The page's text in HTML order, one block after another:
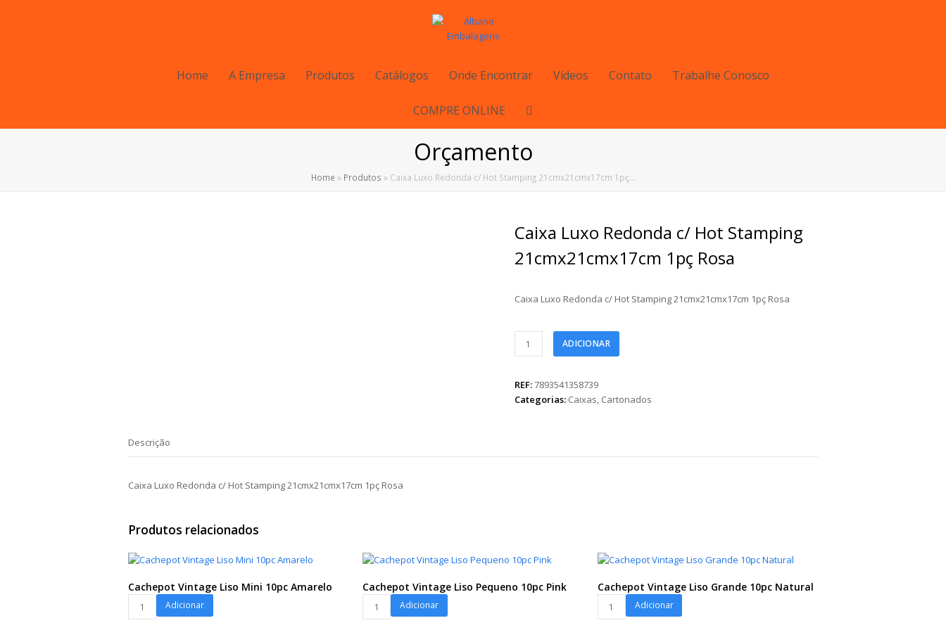
Home A Empresa Produtos Catálogos Onde Encontrar Vídeos Contato Trabalhe Conosco
COMPRE ONLINE
Orçamento
Home » Produtos » Caixa Luxo Redonda c/ Hot Stamping 21cmx21cmx17cm 1pç…
Caixa Luxo Redonda c/ Hot Stamping
21cmx21cmx17cm 1pç Rosa
Caixa Luxo Redonda c/ Hot Stamping 21cmx21cmx17cm 1pç Rosa
c/
Hot
ADICIONAR
REF:7893541358739
Categorias: Caixas, Cartonados
Descrição
Caixa Luxo Redonda c/ Hot Stamping 21cmx21cmx17cm 1pç Rosa
Produtos relacionados
Cachepot Vintage Liso Mini 10pc Amarelo
Cachepot
Vintage
Adicionar
Cachepot Vintage Liso Pequeno 10pc Pink
Cachepot
Vintage
Adicionar
Cachepot Vintage Liso Grande 10pc Natural
Cachepot
Vintage
Adicionar